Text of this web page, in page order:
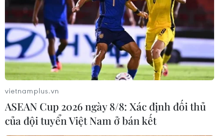
nhân COVID-19 đã được đón Tết Trung Thu trong hoàn
cảnh đặc biệt tại Khu bệnh viện dã chiến Thới Hòa, thị
xã Bến Cát, tỉnh Bình Dương.
vietnamplus.vn
ASEAN Cup 2026 ngày 8/8: Xác định đối thủ
của đội tuyển Việt Nam ở bán kết